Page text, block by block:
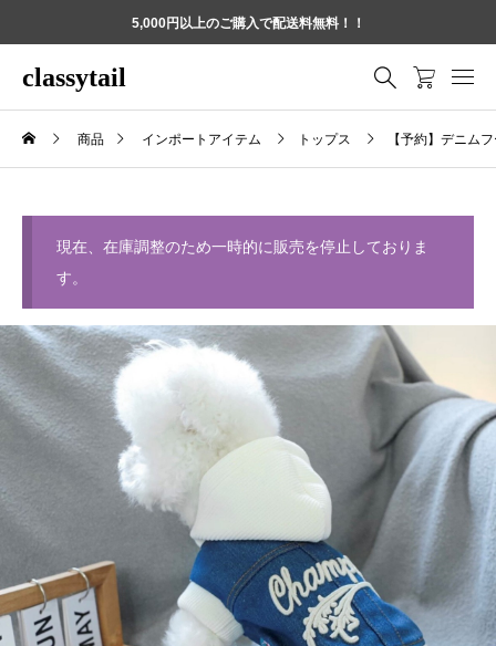
5,000円以上のご購入で配送料無料！！
classytail
商品 インポートアイテム トップス 【予約】デニ
現在、在庫調整のため一時的に販売を停止しておりま
す。